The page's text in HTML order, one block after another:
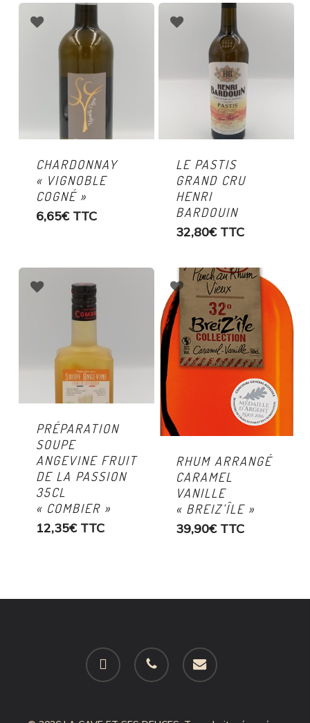
CHARDONNAY
« VIGNOBLE
COGNÉ »
6,65€ TTC
LE PASTIS
GRAND CRU
HENRI
BARDOUIN
32,80€ TTC
PRÉPARATION
SOUPE
ANGEVINE FRUIT
DE LA PASSION
35CL
« COMBIER »
12,35€ TTC
RHUM ARRANGÉ
CARAMEL
VANILLE
« BREIZ’ÎLE »
39,90€ TTC
facebook phone email